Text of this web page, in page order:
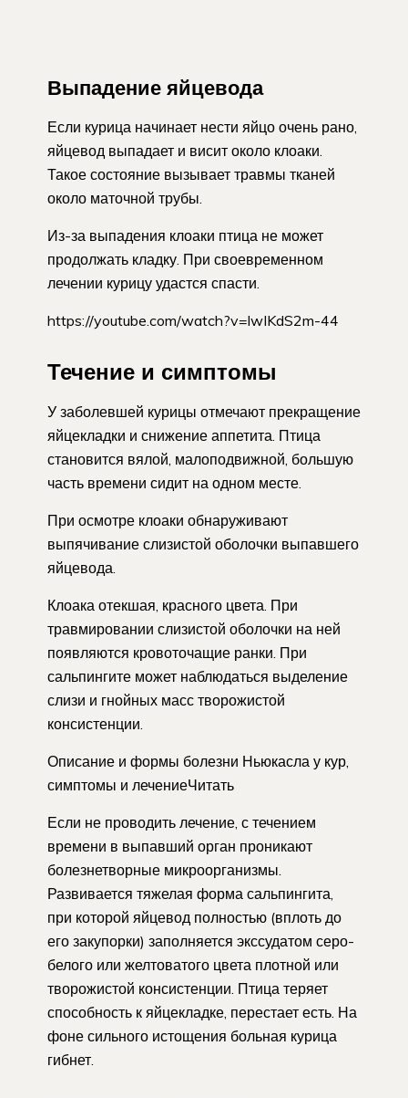
Выпадение яйцевода
Если курица начинает нести яйцо очень рано,
яйцевод выпадает и висит около клоаки.
Такое состояние вызывает травмы тканей
около маточной трубы.
Из-за выпадения клоаки птица не может
продолжать кладку. При своевременном
лечении курицу удастся спасти.
https://youtube.com/watch?v=lwIKdS2m-44
Течение и симптомы
У заболевшей курицы отмечают прекращение
яйцекладки и снижение аппетита. Птица
становится вялой, малоподвижной, большую
часть времени сидит на одном месте.
При осмотре клоаки обнаруживают
выпячивание слизистой оболочки выпавшего
яйцевода.
Клоака отекшая, красного цвета. При
травмировании слизистой оболочки на ней
появляются кровоточащие ранки. При
сальпингите может наблюдаться выделение
слизи и гнойных масс творожистой
консистенции.
Описание и формы болезни Ньюкасла у кур,
симптомы и лечениеЧитать
Если не проводить лечение, с течением
времени в выпавший орган проникают
болезнетворные микроорганизмы.
Развивается тяжелая форма сальпингита,
при которой яйцевод полностью (вплоть до
его закупорки) заполняется экссудатом серо-
белого или желтоватого цвета плотной или
творожистой консистенции. Птица теряет
способность к яйцекладке, перестает есть. На
фоне сильного истощения больная курица
гибнет.